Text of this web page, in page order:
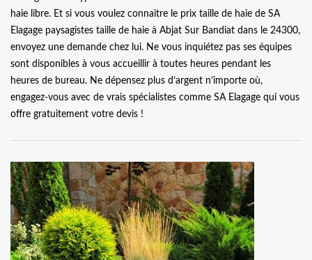
haie libre. Et si vous voulez connaitre le prix taille de haie de SA
Elagage paysagistes taille de haie à Abjat Sur Bandiat dans le 24300,
envoyez une demande chez lui. Ne vous inquiétez pas ses équipes
sont disponibles à vous accueillir à toutes heures pendant les
heures de bureau. Ne dépensez plus d’argent n’importe où,
engagez-vous avec de vrais spécialistes comme SA Elagage qui vous
offre gratuitement votre devis !